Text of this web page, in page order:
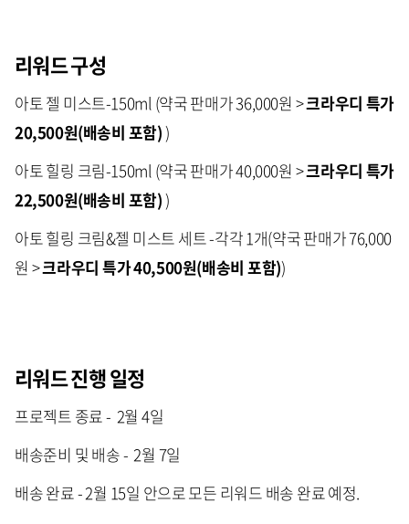
리워드 구성
아토 젤 미스트-150ml (약국 판매가 36,000원 >크라우디 특가
20,500원(배송비 포함))
아토 힐링 크림-150ml (약국 판매가 40,000원 >크라우디 특가
22,500원(배송비 포함))
아토 힐링 크림&젤 미스트 세트 -각각 1개(약국 판매가 76,000
원 >크라우디 특가 40,500원(배송비 포함))
리워드 진행 일정
프로젝트 종료 - 2월 4일
배송준비 및 배송 - 2월 7일
배송 완료 - 2월 15일 안으로 모든 리워드 배송 완료 예정.